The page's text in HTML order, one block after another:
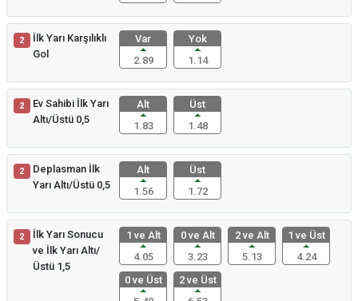
2
İlk Yarı Karşılıklı
Gol
Var
2.89
Yok
1.14
2
Ev Sahibi İlk Yarı
Altı/Üstü 0,5
Alt
1.83
Üst
1.48
2
Deplasman İlk
Yarı Altı/Üstü 0,5
Alt
1.56
Üst
1.72
2
İlk Yarı Sonucu
ve İlk Yarı Altı/
Üstü 1,5
1 ve Alt
4.05
0 ve Alt
3.23
2 ve Alt
5.13
1 ve Üst
4.24
0 ve Üst
2 ve Üst